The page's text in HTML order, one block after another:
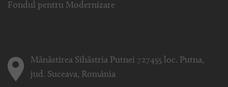
Fondul pentru Modernizare
Mănăstirea Sihăstria Putnei 727455 loc. Putna,
jud. Suceava, România